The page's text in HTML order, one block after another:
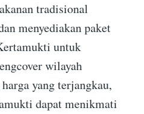
tradisional
menyediakan paket
untuk
wilayah
yang terjangkau,
dapat menikmati